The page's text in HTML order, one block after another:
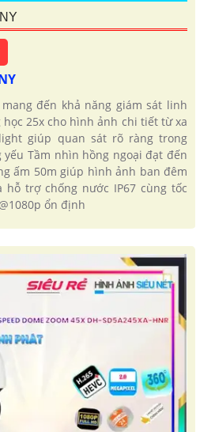
mang đến khả năng giám sát linh
25x cho hình ảnh chi tiết từ xa
giúp quan sát rõ ràng trong
Tầm nhìn hồng ngoại đạt đến
ấm 50m giúp hình ảnh ban đêm
hỗ trợ chống nước IP67 cùng tốc
ổn định